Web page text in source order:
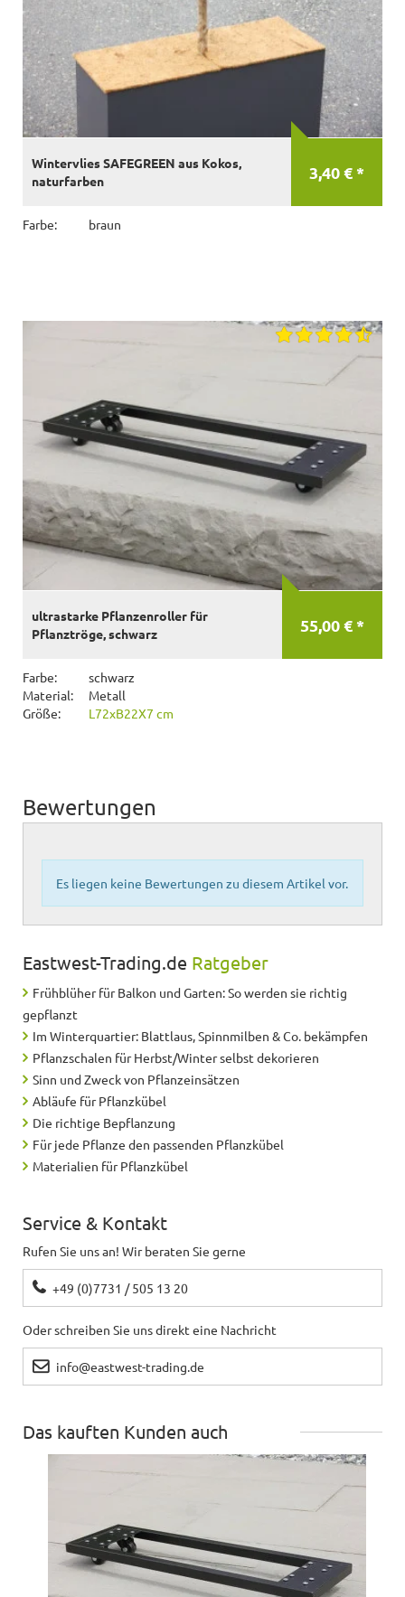
3,40 € *
Wintervlies SAFEGREEN aus Kokos,
naturfarben
Farbe: braun
55,00 € *
ultrastarke Pflanzenroller für
Pflanztröge, schwarz
Farbe:
schwarz
Material:
Metall
Größe:
L72xB22X7 cm
Bewertungen
Es liegen keine Bewertungen zu diesem Artikel vor.
Eastwest-Trading.de Ratgeber
Frühblüher für Balkon und Garten: So werden sie richtig
gepflanzt
Im Winterquartier: Blattlaus, Spinnmilben & Co. bekämpfen
Pflanzschalen für Herbst/Winter selbst dekorieren
Sinn und Zweck von Pflanzeinsätzen
Abläufe für Pflanzkübel
Die richtige Bepflanzung
Für jede Pflanze den passenden Pflanzkübel
Materialien für Pflanzkübel
Service & Kontakt
Rufen Sie uns an! Wir beraten Sie gerne
+49 (0)7731 / 505 13 20
Oder schreiben Sie uns direkt eine Nachricht
info@eastwest-trading.de
Das kauften Kunden auch